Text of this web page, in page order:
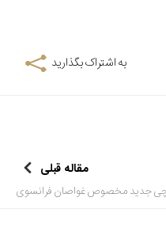
به اشتراک بگذارید
مقاله قبلی
جدید مخصوص غواصان فرانسوی